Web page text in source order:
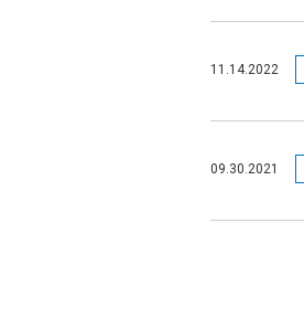
11.14.2022
09.30.2021